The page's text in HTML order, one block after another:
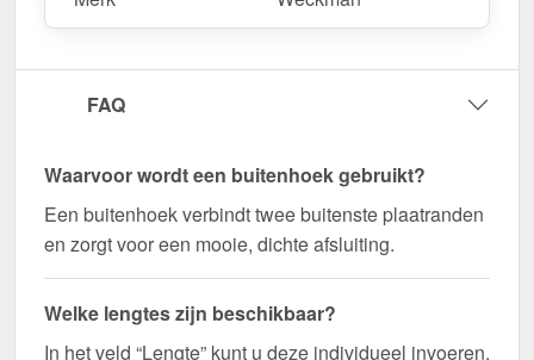
Bestel nu Buitenhoek | 11,5 x 11,5 cm bestellen –
Duurzaam, weerbestendig, op maat gemaakt - bestel
FAQ
Waarvoor wordt een buitenhoek gebruikt?
Een buitenhoek verbindt twee buitenste plaatranden
en zorgt voor een mooie, dichte afsluiting.
Welke lengtes zijn beschikbaar?
In het veld “Lengte” kunt u deze individueel invoeren.